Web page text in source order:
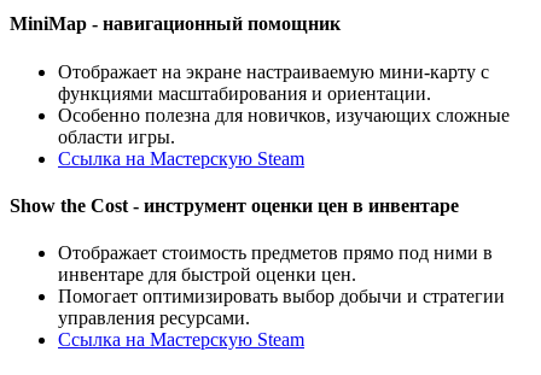
MiniMap - навигационный помощник
Отображает на экране настраиваемую мини-карту с
функциями масштабирования и ориентации.
Особенно полезна для новичков, изучающих сложные
области игры.
Ссылка на Мастерскую Steam
Show the Cost - инструмент оценки цен в инвентаре
Отображает стоимость предметов прямо под ними в
инвентаре для быстрой оценки цен.
Помогает оптимизировать выбор добычи и стратегии
управления ресурсами.
Ссылка на Мастерскую Steam